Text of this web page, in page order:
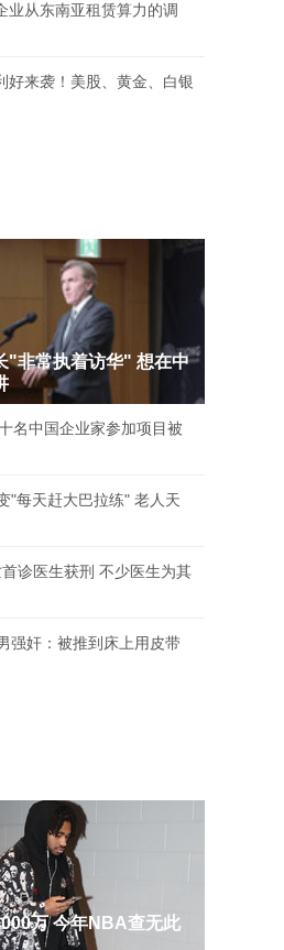
业从东南亚租赁算力的调
好来袭！美股、黄金、白银
"非常执着访华" 想在中
名中国企业家参加项目被
"每天赶大巴拉练" 老人天
诊医生获刑 不少医生为其
强奸：被推到床上用皮带
万 今年NBA查无此